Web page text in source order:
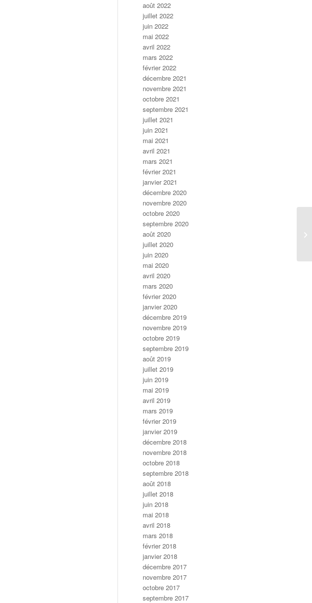
août 2022
juillet 2022
juin 2022
mai 2022
avril 2022
mars 2022
février 2022
décembre 2021
novembre 2021
octobre 2021
septembre 2021
juillet 2021
juin 2021
mai 2021
avril 2021
mars 2021
février 2021
janvier 2021
décembre 2020
novembre 2020
octobre 2020
septembre 2020
août 2020
juillet 2020
juin 2020
mai 2020
avril 2020
mars 2020
février 2020
janvier 2020
décembre 2019
novembre 2019
octobre 2019
septembre 2019
août 2019
juillet 2019
juin 2019
mai 2019
avril 2019
mars 2019
février 2019
janvier 2019
décembre 2018
novembre 2018
octobre 2018
septembre 2018
août 2018
juillet 2018
juin 2018
mai 2018
avril 2018
mars 2018
février 2018
janvier 2018
décembre 2017
novembre 2017
octobre 2017
septembre 2017